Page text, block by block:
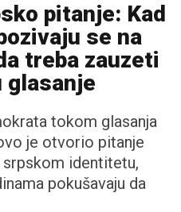
pitanje: Kad
se na
treba zauzeti
glasanje
tokom glasanja
je otvorio pitanje
identitetu,
pokušavaju da